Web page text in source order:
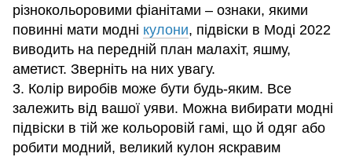
різнокольоровими фіанітами – ознаки, якими
повинні мати модні кулони, підвіски в Моді 2022
виводить на передній план малахіт, яшму,
аметист. Зверніть на них увагу.
3. Колір виробів може бути будь-яким. Все
залежить від вашої уяви. Можна вибирати модні
підвіски в тій же кольоровій гамі, що й одяг або
робити модний, великий кулон яскравим